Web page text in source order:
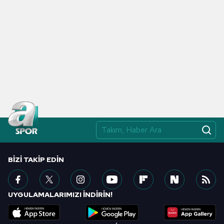
BIZI TAKIP EDIN
UYGULAMALARIMIZI İNDİRİN!